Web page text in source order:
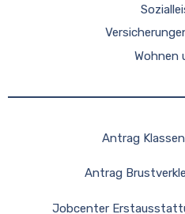
Wohnen
Antrag
Antrag
Jobcenter